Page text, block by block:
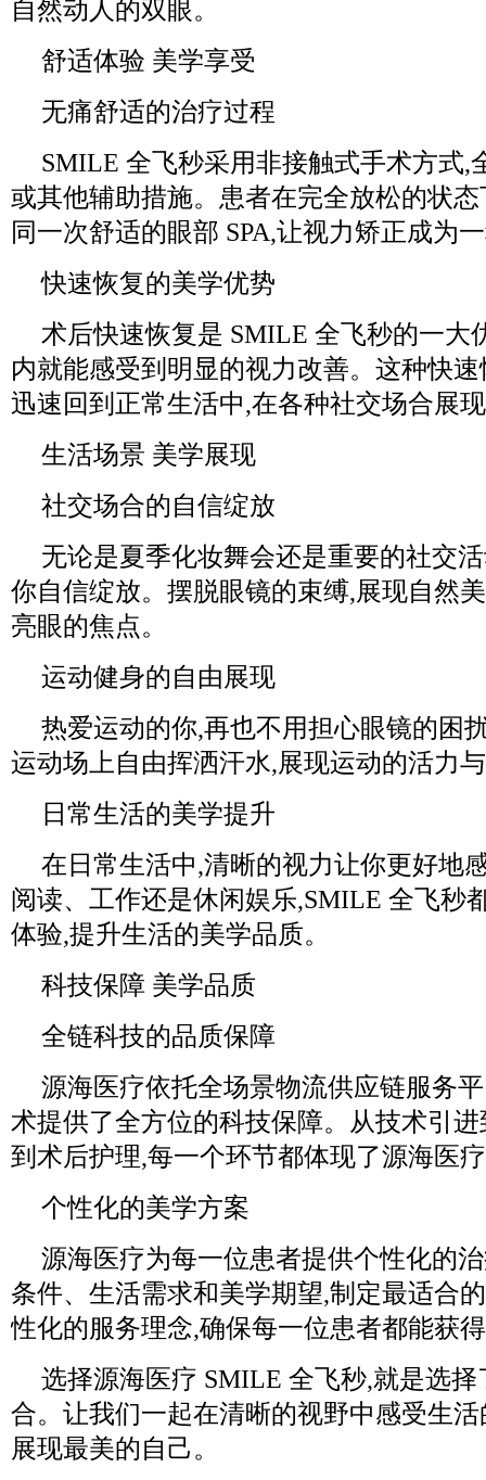
自然动人的双眼。
舒适体验 美学享受
无痛舒适的治疗过程
SMILE 全飞秒采用非接触式手术方式,
或其他辅助措施。患者在完全放松的状
同一次舒适的眼部 SPA,让视力矫正成为
快速恢复的美学优势
术后快速恢复是 SMILE 全飞秒的一大
内就能感受到明显的视力改善。这种快
迅速回到正常生活中,在各种社交场合展
生活场景 美学展现
社交场合的自信绽放
无论是夏季化妆舞会还是重要的社交
你自信绽放。摆脱眼镜的束缚,展现自然
亮眼的焦点。
运动健身的自由展现
热爱运动的你,再也不用担心眼镜的困
运动场上自由挥洒汗水,展现运动的活力
日常生活的美学提升
在日常生活中,清晰的视力让你更好地
阅读、工作还是休闲娱乐,SMILE 全飞秒
体验,提升生活的美学品质。
科技保障 美学品质
全链科技的品质保障
源海医疗依托全场景物流供应链服务
术提供了全方位的科技保障。从技术引
到术后护理,每一个环节都体现了源海医
个性化的美学方案
源海医疗为每一位患者提供个性化的
条件、生活需求和美学期望,制定最适合
性化的服务理念,确保每一位患者都能获
选择源海医疗 SMILE 全飞秒,就是选
合。让我们一起在清晰的视野中感受生
展现最美的自己。